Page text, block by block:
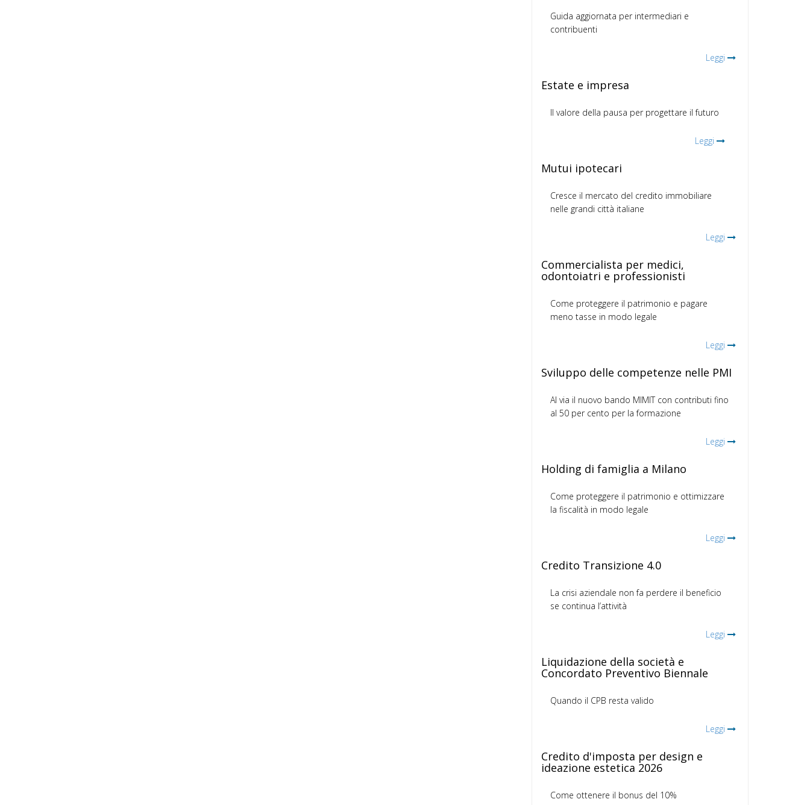
Guida aggiornata per intermediari e
contribuenti
Leggi
Estate e impresa
Il valore della pausa per progettare il futuro
Leggi
Mutui ipotecari
Cresce il mercato del credito immobiliare
nelle grandi città italiane
Leggi
Commercialista per medici,
odontoiatri e professionisti
Come proteggere il patrimonio e pagare
meno tasse in modo legale
Leggi
Sviluppo delle competenze nelle PMI
Al via il nuovo bando MIMIT con contributi fino
al 50 per cento per la formazione
Leggi
Holding di famiglia a Milano
Come proteggere il patrimonio e ottimizzare
la fiscalità in modo legale
Leggi
Credito Transizione 4.0
La crisi aziendale non fa perdere il beneficio
se continua l’attività
Leggi
Liquidazione della società e
Concordato Preventivo Biennale
Quando il CPB resta valido
Leggi
Credito d'imposta per design e
ideazione estetica 2026
Come ottenere il bonus del 10%